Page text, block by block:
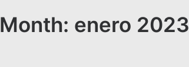
Month: enero 2023